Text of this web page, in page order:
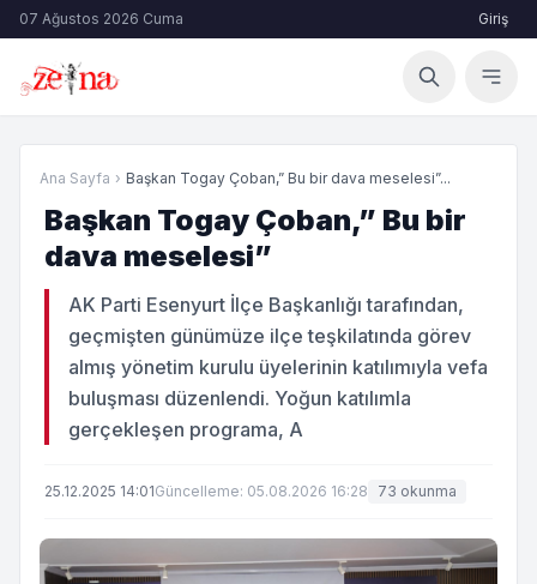
07 Ağustos 2026 Cuma Giriş
Ana Sayfa › Başkan Togay Çoban,” Bu bir dava meselesi”...
Başkan Togay Çoban,” Bu bir
dava meselesi”
AK Parti Esenyurt İlçe Başkanlığı tarafından,
geçmişten günümüze ilçe teşkilatında görev
almış yönetim kurulu üyelerinin katılımıyla vefa
buluşması düzenlendi. Yoğun katılımla
gerçekleşen programa, A
25.12.2025 14:01Güncelleme: 05.08.2026 16:28 73 okunma